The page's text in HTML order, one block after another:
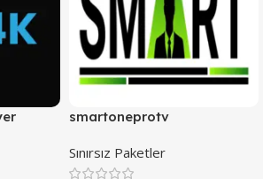
smartoneprotv
Sınırsız Paketler